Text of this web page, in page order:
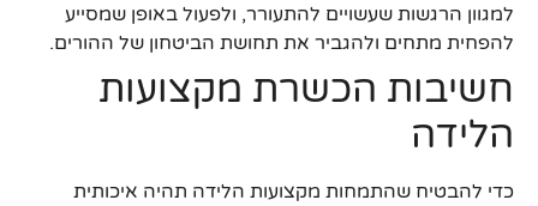
למגוון הרגשות שעשויים להתעורר, ולפעול באופן שמסייע
להפחית מתחים ולהגביר את תחושת הביטחון של ההורים.
חשיבות הכשרת מקצועות
הלידה
כדי להבטיח שהתמחות מקצועות הלידה תהיה איכותית